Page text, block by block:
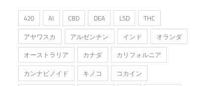
420 AI CBD DEA LSD
THC
アヤワスカ
アルゼンチン インド
オランダ
オーストラリア
カナダ
カリフォルニア
カンナビノイド
キノコ
コカイン